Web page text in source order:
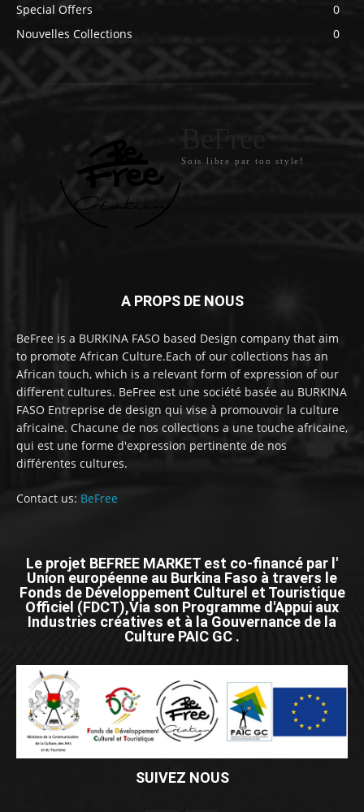
Special Offers
0
Nouvelles Collections
0
Sois libre par ton style!
A PROPS DE NOUS
BeFree is a BURKINA FASO based Design company that aim
to promote African Culture.Each of our collections has an
African touch, which is a relevant form of expression of our
different cultures. BeFree est une société basée au BURKINA
FASO Entreprise de design qui vise à promouvoir la culture
africaine. Chacune de nos collections a une touche africaine,
qui est une forme d'expression pertinente de nos
différentes cultures.
Contact us: BeFree
Le projet BEFREE MARKET est co-financé par l'
Union européenne au Burkina Faso à travers le
Fonds de Développement Culturel et Touristique
Officiel (FDCT),Via son Programme d'Appui aux
Industries créatives et à la Gouvernance de la
Culture PAIC GC .
SUIVEZ NOUS